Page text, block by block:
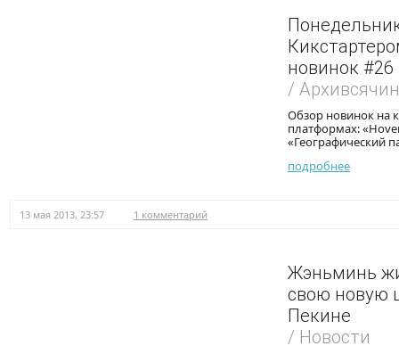
новинок #26
/
Обзор новинок на
платформах:
«Географический
подробнее
13 мая 2013, 23:57 1 комментарий
Жэньминь
свою новую
Пекине
/ Новости